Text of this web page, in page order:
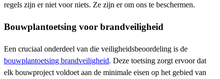
regels zijn er niet voor niets. Ze zijn er om ons te beschermen.
Bouwplantoetsing voor brandveiligheid
Een cruciaal onderdeel van die veiligheidsbeoordeling is de
bouwplantoetsing brandveiligheid. Deze toetsing zorgt ervoor dat
elk bouwproject voldoet aan de minimale eisen op het gebied van